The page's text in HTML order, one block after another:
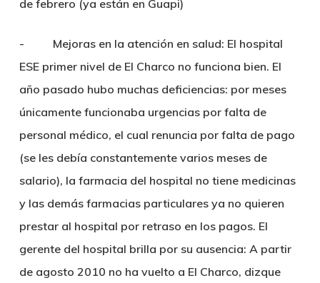
de febrero (ya están en Guapi)
- Mejoras en la atención en salud: El hospital
ESE primer nivel de El Charco no funciona bien. El
año pasado hubo muchas deficiencias: por meses
únicamente funcionaba urgencias por falta de
personal médico, el cual renuncia por falta de pago
(se les debía constantemente varios meses de
salario), la farmacia del hospital no tiene medicinas
y las demás farmacias particulares ya no quieren
prestar al hospital por retraso en los pagos. El
gerente del hospital brilla por su ausencia: A partir
de agosto 2010 no ha vuelto a El Charco, dizque